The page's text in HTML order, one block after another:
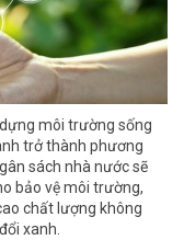
môi trường sống
trở thành phương
sách nhà nước sẽ
bảo vệ môi trường,
chất lượng không
xanh.